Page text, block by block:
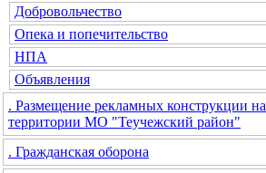
Добровольчество
Опека и попечительство
НПА
Объявления
. Размещение рекламных конструкции на
территории МО "Теучежский район"
. Гражданская оборона